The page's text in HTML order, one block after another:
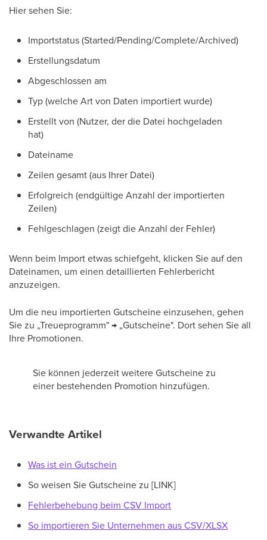
Hier sehen Sie:
Importstatus (Started/Pending/Complete/Archived)
Erstellungsdatum
Abgeschlossen am
Typ (welche Art von Daten importiert wurde)
Erstellt von (Nutzer, der die Datei hochgeladen
hat)
Dateiname
Zeilen gesamt (aus Ihrer Datei)
Erfolgreich (endgültige Anzahl der importierten
Zeilen)
Fehlgeschlagen (zeigt die Anzahl der Fehler)
Wenn beim Import etwas schiefgeht, klicken Sie auf den
Dateinamen, um einen detaillierten Fehlerbericht
anzuzeigen.
Um die neu importierten Gutscheine einzusehen, gehen
Sie zu „Treueprogramm" → „Gutscheine". Dort sehen Sie all
Ihre Promotionen.
Sie können jederzeit weitere Gutscheine zu
einer bestehenden Promotion hinzufügen.
Verwandte Artikel
Was ist ein Gutschein
So weisen Sie Gutscheine zu [LINK]
Fehlerbehebung beim CSV Import
So importieren Sie Unternehmen aus CSV/XLSX